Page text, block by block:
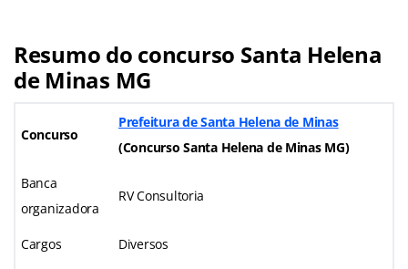
Resumo do concurso Santa Helena
de Minas MG
Concurso
Prefeitura de Santa Helena de Minas
(Concurso Santa Helena de Minas MG)
Banca
organizadora
RV Consultoria
Cargos Diversos